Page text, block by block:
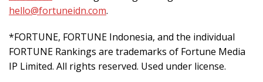
hello@fortuneidn.com.
*FORTUNE, FORTUNE Indonesia, and the individual
FORTUNE Rankings are trademarks of Fortune Media
IP Limited. All rights reserved. Used under license.